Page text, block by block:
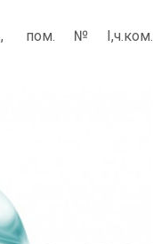
пом.№I,ч.ком.